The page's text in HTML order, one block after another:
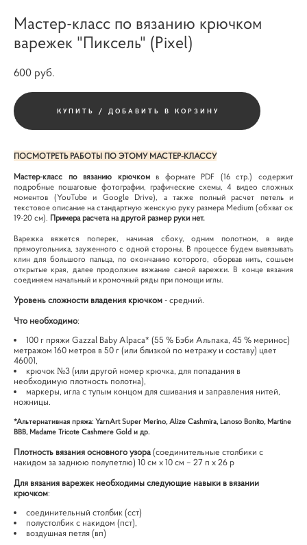
Мастер-класс по вязанию крючком
варежек "Пиксель" (Pixel)
600 pуб.
КУПИТЬ / ДОБАВИТЬ В КОРЗИНУ
ПОСМОТРЕТЬ РАБОТЫ ПО ЭТОМУ МАСТЕР-КЛАССУ
Мастер-класс по вязанию крючкомв формате PDF (16 стр.) содержит
подробные пошаговые фотографии, графические схемы, 4 видео сложных
моментов (YouTube и Google Drive), а также полный расчет петель и
текстовое описание на стандартную женскую руку размера Medium (обхват ок
19-20 см). Примера расчета на другой размер руки нет.
Варежка вяжется поперек, начиная сбоку, одним полотном, в виде
прямоугольника, зауженного с одной стороны. В процессе будем вывязывать
клин для большого пальца, по окончанию которого, оборвав нить, сошьем
открытые края, далее продолжим вяжание самой варежки. В конце вязания
соединяем начальный и кромочный ряды при помощи иглы.
Уровень сложности владения крючком- средний.
Что необходимо:
100 г пряжи Gazzal Baby Alpaca* (55 % Бэби Альпака, 45 % меринос)
метражом 160 метров в 50 г (или близкой по метражу и составу) цвет
46001,
крючок №3 (или другой номер крючка, для попадания в
необходимую плотность полотна),
маркеры, игла с тупым концом для сшивания и заправления нитей,
ножницы.
*Альтернативная пряжа: YarnArt Super Merino, Alize Cashmira, Lanoso Bonito, Martine
BBB, Madame Tricote Cashmere Gold и др.
Плотность вязания основного узора(соединительные столбики с
накидом за заднюю полупетлю) 10 см х 10 см – 27 п х 26 р
Для вязания варежек необходимы следующие навыки в вязании
крючком:
соединительный столбик (сст)
полустолбик с накидом (пст),
воздушная петля (вп)